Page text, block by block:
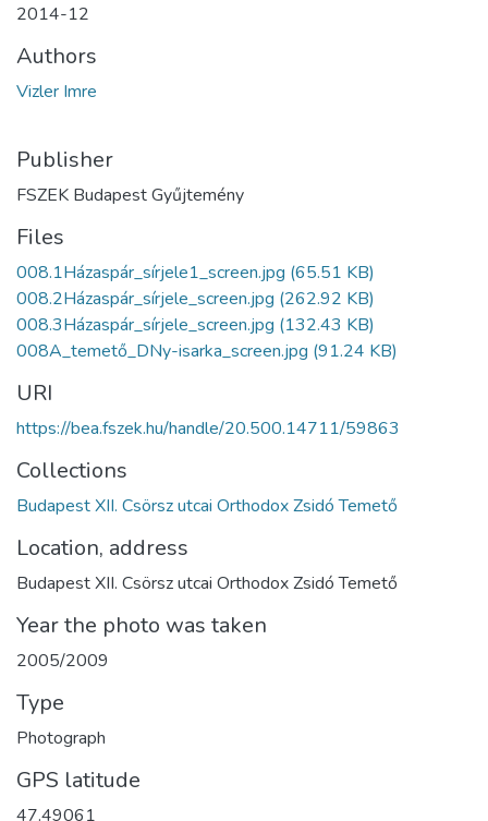
2014-12
Authors
Vizler Imre
Publisher
FSZEK Budapest Gyűjtemény
Files
008.1Házaspár_sírjele1_screen.jpg (65.51 KB)
008.2Házaspár_sírjele_screen.jpg (262.92 KB)
008.3Házaspár_sírjele_screen.jpg (132.43 KB)
008A_temető_DNy-isarka_screen.jpg (91.24 KB)
URI
https://bea.fszek.hu/handle/20.500.14711/59863
Collections
Budapest XII. Csörsz utcai Orthodox Zsidó Temető
Location, address
Budapest XII. Csörsz utcai Orthodox Zsidó Temető
Year the photo was taken
2005/2009
Type
Photograph
GPS latitude
47.49061